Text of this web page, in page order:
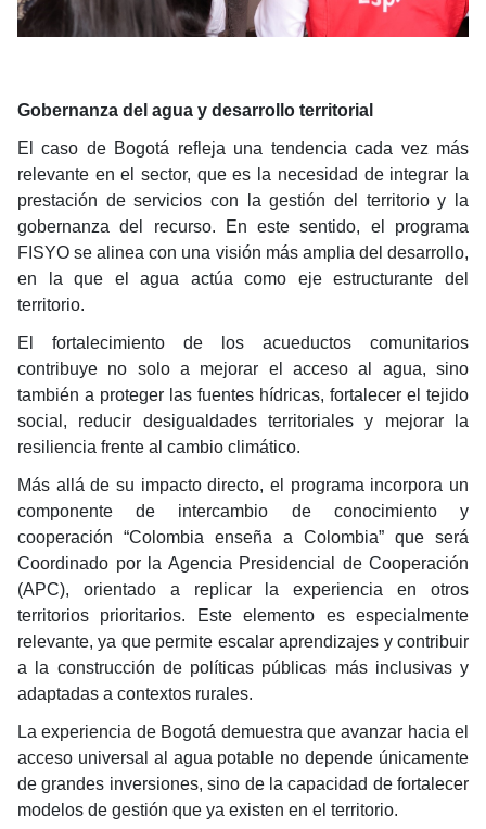
Gobernanza del agua y desarrollo territorial
El caso de Bogotá refleja una tendencia cada vez más
relevante en el sector, que es la necesidad de integrar la
prestación de servicios con la gestión del territorio y la
gobernanza del recurso. En este sentido, el programa
FISYO se alinea con una visión más amplia del desarrollo,
en la que el agua actúa como eje estructurante del
territorio.
El fortalecimiento de los acueductos comunitarios
contribuye no solo a mejorar el acceso al agua, sino
también a proteger las fuentes hídricas, fortalecer el tejido
social, reducir desigualdades territoriales y mejorar la
resiliencia frente al cambio climático.
Más allá de su impacto directo, el programa incorpora un
componente de intercambio de conocimiento y
cooperación “Colombia enseña a Colombia” que será
Coordinado por la Agencia Presidencial de Cooperación
(APC), orientado a replicar la experiencia en otros
territorios prioritarios. Este elemento es especialmente
relevante, ya que permite escalar aprendizajes y contribuir
a la construcción de políticas públicas más inclusivas y
adaptadas a contextos rurales.
La experiencia de Bogotá demuestra que avanzar hacia el
acceso universal al agua potable no depende únicamente
de grandes inversiones, sino de la capacidad de fortalecer
modelos de gestión que ya existen en el territorio.